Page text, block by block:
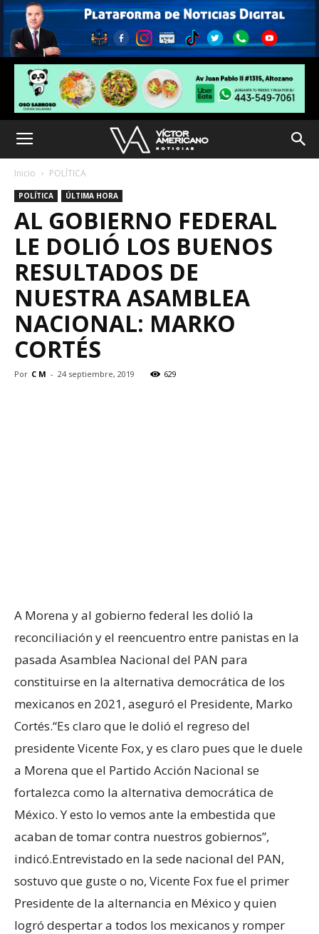
Inicio POLÍTICA
POLÍTICA ÚLTIMA HORA
AL GOBIERNO FEDERAL
LE DOLIÓ LOS BUENOS
RESULTADOS DE
NUESTRA ASAMBLEA
NACIONAL: MARKO
CORTÉS
Por C M - 24 septiembre, 2019 629
A Morena y al gobierno federal les dolió la
reconciliación y el reencuentro entre panistas en la
pasada Asamblea Nacional del PAN para
constituirse en la alternativa democrática de los
mexicanos en 2021, aseguró el Presidente, Marko
Cortés.“Es claro que le dolió el regreso del
presidente Vicente Fox, y es claro pues que le duele
a Morena que el Partido Acción Nacional se
fortalezca como la alternativa democrática de
México. Y esto lo vemos ante la embestida que
acaban de tomar contra nuestros gobiernos”,
indicó.Entrevistado en la sede nacional del PAN,
sostuvo que guste o no, Vicente Fox fue el primer
Presidente de la alternancia en México y quien
logró despertar a todos los mexicanos y romper